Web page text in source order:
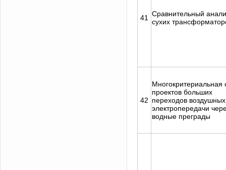
41
Сравнительный
сухих
42
Многокритериальная
проектов больших
переходов
электропередачи
водные преграды